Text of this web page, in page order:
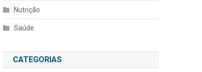
Nutrição
Saúde
CATEGORIAS